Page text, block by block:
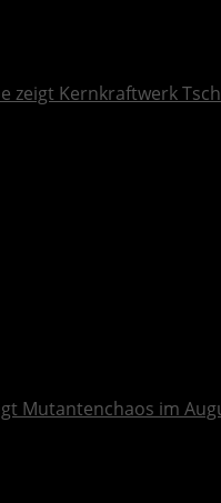
zeigt Kernkraftwerk
Mutantenchaos im